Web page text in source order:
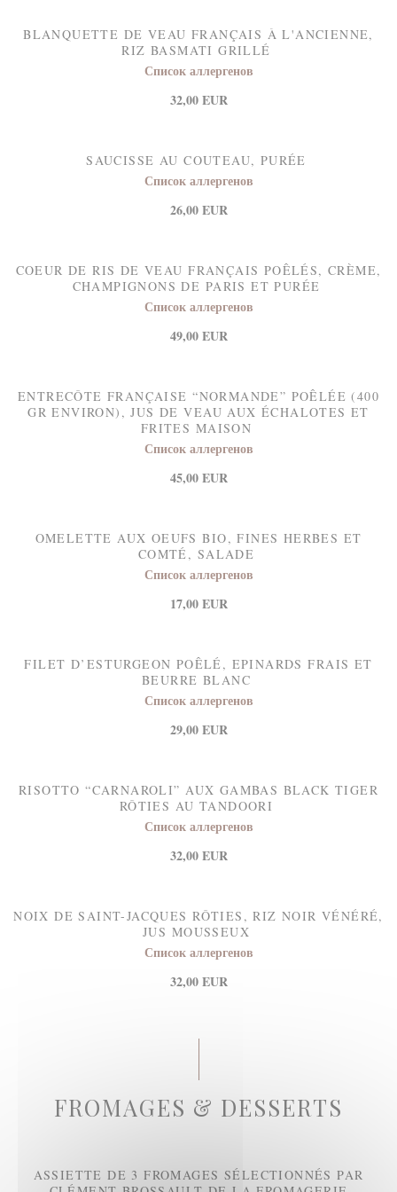
BLANQUETTE DE VEAU FRANÇAIS À L'ANCIENNE,
RIZ BASMATI GRILLÉ
Список аллергенов
32,00 EUR
SAUCISSE AU COUTEAU, PURÉE
Список аллергенов
26,00 EUR
COEUR DE RIS DE VEAU FRANÇAIS POÊLÉS, CRÈME,
CHAMPIGNONS DE PARIS ET PURÉE
Список аллергенов
49,00 EUR
ENTRECÔTE FRANÇAISE “NORMANDE” POÊLÉE (400
GR ENVIRON), JUS DE VEAU AUX ÉCHALOTES ET
FRITES MAISON
Список аллергенов
45,00 EUR
OMELETTE AUX OEUFS BIO, FINES HERBES ET
COMTÉ, SALADE
Список аллергенов
17,00 EUR
FILET D’ESTURGEON POÊLÉ, EPINARDS FRAIS ET
BEURRE BLANC
Список аллергенов
29,00 EUR
RISOTTO “CARNAROLI” AUX GAMBAS BLACK TIGER
RÔTIES AU TANDOORI
Список аллергенов
32,00 EUR
NOIX DE SAINT-JACQUES RÔTIES, RIZ NOIR VÉNÉRÉ,
JUS MOUSSEUX
Список аллергенов
32,00 EUR
FROMAGES & DESSERTS
ASSIETTE DE 3 FROMAGES SÉLECTIONNÉS PAR